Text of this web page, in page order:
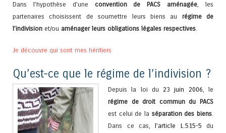
Dans l’hypothèse d’une convention de PACS aménagée, les
partenaires choisissent de soumettre leurs biens au régime de
l’indivision et/ou aménager leurs obligations légales respectives.
Je découvre qui sont mes héritiers
Qu’est-ce que le régime de l’indivision ?
Depuis la loi du 23 juin 2006 , le
régime de droit commun du PACS
est celui de la séparation des biens
Dans ce cas,l’article L.515-5 du